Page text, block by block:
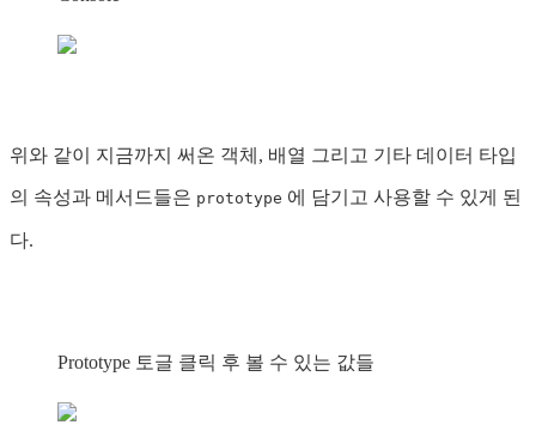
위와 같이 지금까지 써온 객체, 배열 그리고 기타 데이터 타입
의 속성과 메서드들은 prototype 에 담기고 사용할 수 있게 된
다.
Prototype 토글 클릭 후 볼 수 있는 값들